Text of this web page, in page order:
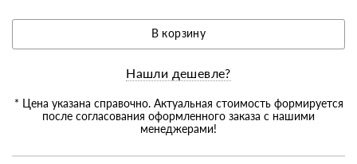
В корзину
Нашли дешевле?
* Цена указана справочно. Актуальная стоимость формируется
после согласования оформленного заказа с нашими
менеджерами!